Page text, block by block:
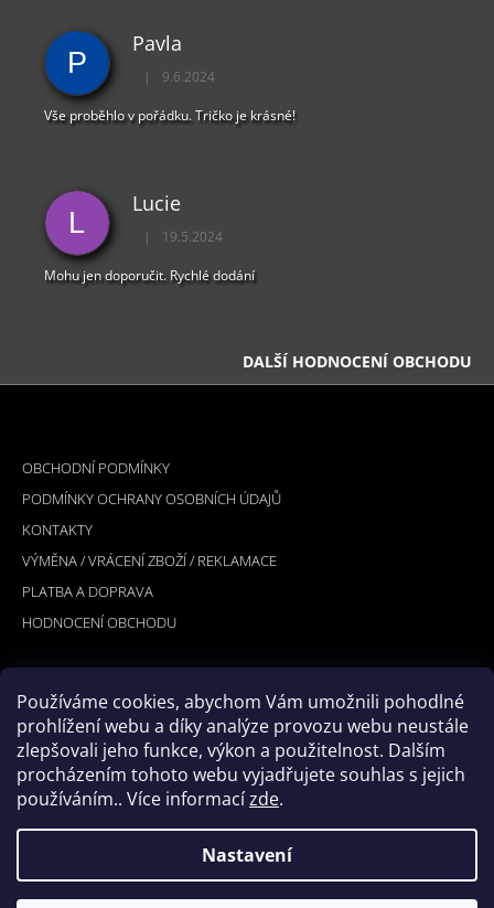
Používáme cookies, abychom Vám umožnili pohodlné
prohlížení webu a díky analýze provozu webu neustále
zlepšovali jeho funkce, výkon a použitelnost. Dalším
procházením tohoto webu vyjadřujete souhlas s jejich
používáním.. Více informacízde.
Nastavení
P
Pavla
Hodnocení obchodu je 5 z 5 hvězdiček.
| 9.6.2024
Vše proběhlo v pořádku. Tričko je krásné!
L
Lucie
Hodnocení obchodu je 5 z 5 hvězdiček.
| 19.5.2024
Mohu jen doporučit. Rychlé dodání
DALŠÍ HODNOCENÍ OBCHODU
Z
OBCHODNÍ PODMÍNKY
PODMÍNKY OCHRANY OSOBNÍCH ÚDAJŮ
KONTAKTY
VÝMĚNA / VRÁCENÍ ZBOŽÍ / REKLAMACE
PLATBA A DOPRAVA
HODNOCENÍ OBCHODU
PŘIJÍMÁME ONLINE PLATBY